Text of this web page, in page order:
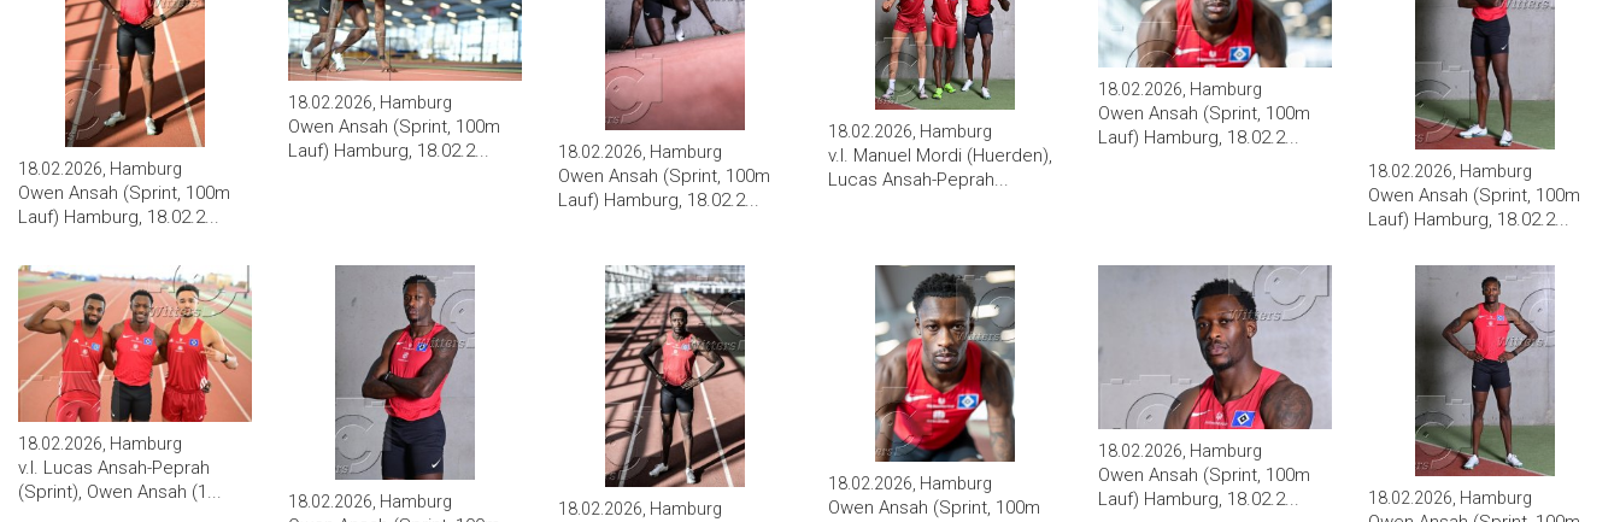
18.02.2026, Hamburg
Owen Ansah (Sprint, 100m
Lauf) Hamburg, 18.02.2...
18.02.2026, Hamburg
Owen Ansah (Sprint, 100m
Lauf) Hamburg, 18.02.2...
18.02.2026, Hamburg
Owen Ansah (Sprint, 100m
Lauf) Hamburg, 18.02.2...
18.02.2026, Hamburg
v.l. Manuel Mordi (Huerden),
Lucas Ansah-Peprah...
18.02.2026, Hamburg
Owen Ansah (Sprint, 100m
Lauf) Hamburg, 18.02.2...
18.02.2026, Hamburg
Owen Ansah (Sprint, 100m
Lauf) Hamburg, 18.02.2...
18.02.2026, Hamburg
v.l. Lucas Ansah-Peprah
(Sprint), Owen Ansah (1...
18.02.2026, Hamburg 18.02.2026, Hamburg
18.02.2026, Hamburg
Owen Ansah (Sprint, 100m
18.02.2026, Hamburg
Owen Ansah (Sprint, 100m
Lauf) Hamburg, 18.02.2...
18.02.2026, Hamburg